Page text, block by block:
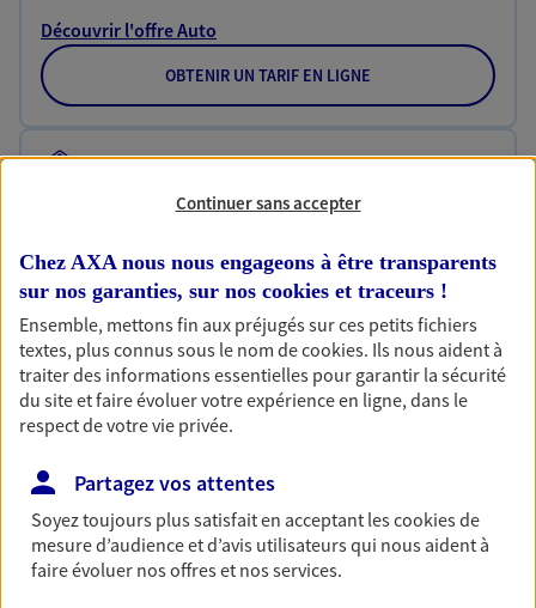
Découvrir l'offre Auto
OBTENIR UN TARIF EN LIGNE
Votre logement est unique, comme vous. Le
protégeant ce qui vous tient à coeur.
Découvrir l'offre Habitation
OBTENIR UN TARIF EN LIGNE
Garantie Accidents de la Vie
Bricoleuse, féru de jardinage, pâtissier en herbe
ou grande lectrice… personne n'est à l'abri d'un
accident du quotidien. Avec Ma Protection
Accident, protégez votre qualité de vie et vos
revenus.
Continuer sans accepter
Chez AXA nous nous engageons à être transparents
sur nos garanties, sur nos cookies et traceurs !
Ensemble, mettons fin aux préjugés sur ces petits fichiers
textes, plus connus sous le nom decookies. Ils nous aident à
traiter des informations essentielles pour garantir la sécurité
du site et faire évoluer votre expérience en ligne, dans le
respect de votre vie privée.
Partagez vos attentes
Soyez toujours plus satisfait en acceptant lescookiesde
mesure d’audience et d’avis utilisateurs qui nous aident à
faire évoluer nos offres et nos services.